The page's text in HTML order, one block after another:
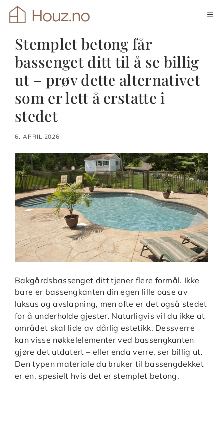
Hopp
Stemplet betong får
bassenget ditt til å se billig
ut – prøv dette alternativet
som er lett å erstatte i
stedet
6. APRIL 2026
Bakgårdsbassenget ditt tjener flere formål. Ikke
bare er bassengkanten din egen lille oase av
luksus og avslapning, men ofte er det også stedet
for å underholde gjester. Naturligvis vil du ikke at
området skal lide av dårlig estetikk. Dessverre
kan visse nøkkelelementer ved bassengkanten
gjøre det utdatert – eller enda verre, ser billig ut.
Den typen materiale du bruker til bassengdekket
er en, spesielt hvis det er stemplet betong.